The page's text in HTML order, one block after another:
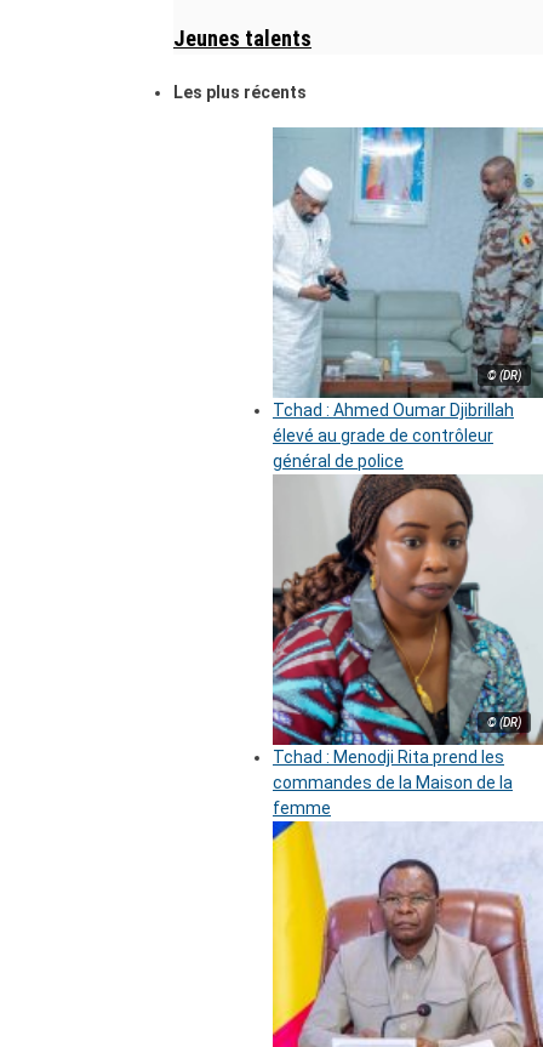
Jeunes talents
Les plus récents
© (DR)
Tchad : Ahmed Oumar Djibrillah
élevé au grade de contrôleur
général de police
© (DR)
Tchad : Menodji Rita prend les
commandes de la Maison de la
femme